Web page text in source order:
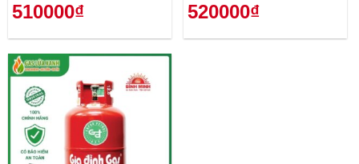
510000₫ 520000₫